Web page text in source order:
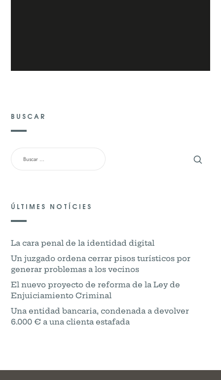
BUSCAR
ÚLTIMES NOTÍCIES
La cara penal de la identidad digital
Un juzgado ordena cerrar pisos turísticos por
generar problemas a los vecinos
El nuevo proyecto de reforma de la Ley de
Enjuiciamiento Criminal
Una entidad bancaria, condenada a devolver
6.000 € a una clienta estafada